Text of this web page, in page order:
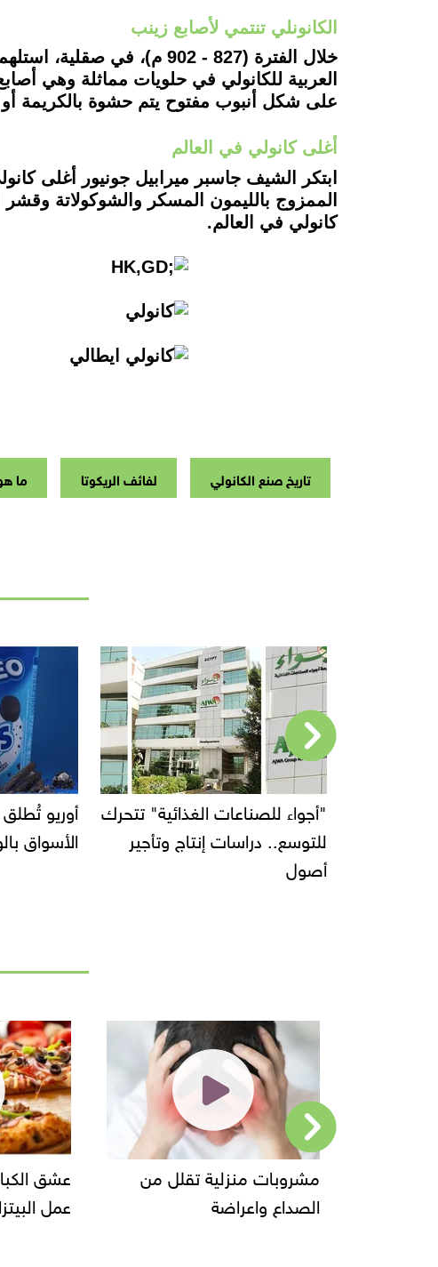
الكانونلي تنتمي لأصابع زينب
خلال الفترة (827 - 902
العربية للكانولي في حلويات مماثلة وهي
على شكل أنبوب مفتوح يتم حشوة بالكريمة أو
أغلى كانولي في العالم
ابتكر الشيف جاسبر ميرابيل جونيور أغلى
كانولي في العالم.
تاريخ صنع الكانولي لفائف الريكوتا ما
"أجواء للصناعات الغذائية" تتحرك
للتوسع.. دراسات إنتاج وتأجير
أصول
الأسواق
مشروبات منزلية تقلل من
الصداع واعراضة
عشق
عمل